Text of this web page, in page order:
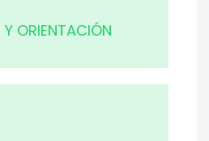
ORIENTACIÓN